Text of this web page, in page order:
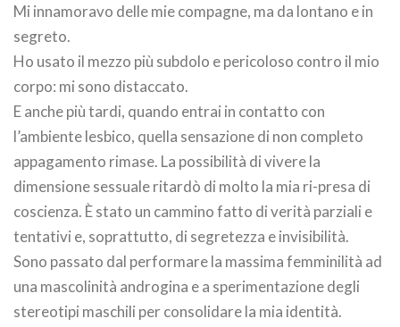
Mi innamoravo delle mie compagne, ma da lontano e in
segreto.
Ho usato il mezzo più subdolo e pericoloso contro il mio
corpo: mi sono distaccato.
E anche più tardi, quando entrai in contatto con
l’ambiente lesbico, quella sensazione di non completo
appagamento rimase. La possibilità di vivere la
dimensione sessuale ritardò di molto la mia ri-presa di
coscienza. È stato un cammino fatto di verità parziali e
tentativi e, soprattutto, di segretezza e invisibilità.
Sono passato dal performare la massima femminilità ad
una mascolinità androgina e a sperimentazione degli
stereotipi maschili per consolidare la mia identità.